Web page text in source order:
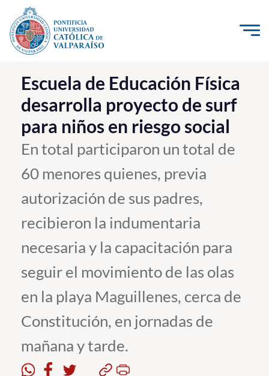
Click acá para ir directamente al contenido
La Universidad
Investigación, Creación e Innovación
PUCV Internacional
Vinculación con el Medio
Admisión
Pregrado
Estudiantes
Académicos
Funcionarios
Alumni
Escuela de Educación Física
desarrolla proyecto de surf
para niños en riesgo social
En total participaron un total de
60 menores quienes, previa
autorización de sus padres,
recibieron la indumentaria
necesaria y la capacitación para
seguir el movimiento de las olas
en la playa Maguillenes, cerca de
Constitución, en jornadas de
mañana y tarde.